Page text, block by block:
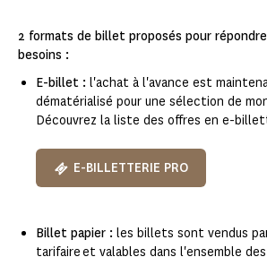
2 formats de billet proposés pour
besoins :
E-billet : l'achat à l'avance est
dématérialisé pour une sélection de
Découvrez la liste des offres en e-
E-BILLETTERIE PRO
Billet papier : les billets sont vendus
tarifaire et valables dans l'ensemble